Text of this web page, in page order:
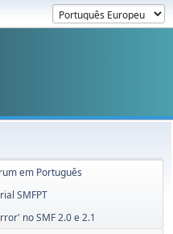
em Português
SMFPT
no SMF 2.0 e 2.1